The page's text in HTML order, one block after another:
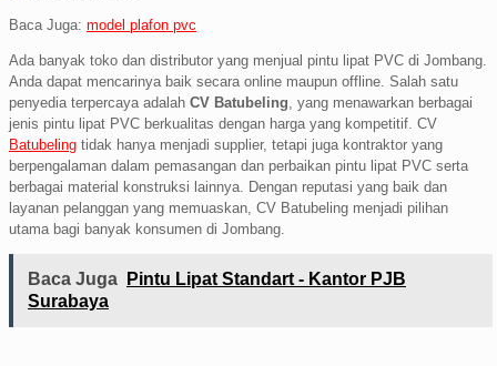
Baca Juga: model plafon pvc
Ada banyak toko dan distributor yang menjual pintu lipat PVC di Jombang.
Anda dapat mencarinya baik secara online maupun offline. Salah satu
penyedia terpercaya adalah CV Batubeling , yang menawarkan berbagai
jenis pintu lipat PVC berkualitas dengan harga yang kompetitif. CV
Batubeling tidak hanya menjadi supplier, tetapi juga kontraktor yang
berpengalaman dalam pemasangan dan perbaikan pintu lipat PVC serta
berbagai material konstruksi lainnya. Dengan reputasi yang baik dan
layanan pelanggan yang memuaskan, CV Batubeling menjadi pilihan
utama bagi banyak konsumen di Jombang.
Baca Juga
Pintu Lipat Standart - Kantor PJB
Surabaya